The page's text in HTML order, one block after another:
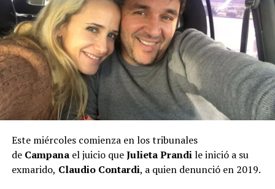
Este miércoles comienza en los tribunales
de Campana el juicio queJulieta Prandile inició a su
exmarido, Claudio Contardi, a quien denunció en 2019.